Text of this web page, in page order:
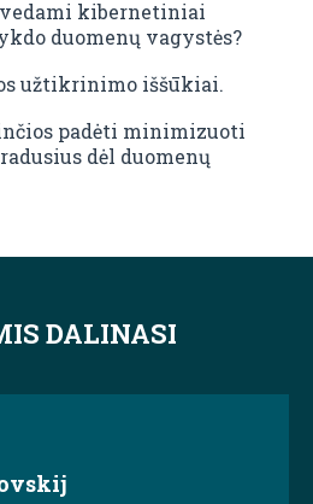
kibernetiniai
duomenų vagystės?
užtikrinimo iššūkiai.
padėti minimizuoti
dėl duomenų
DALINASI